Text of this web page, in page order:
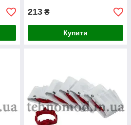
213 ₴
Купити